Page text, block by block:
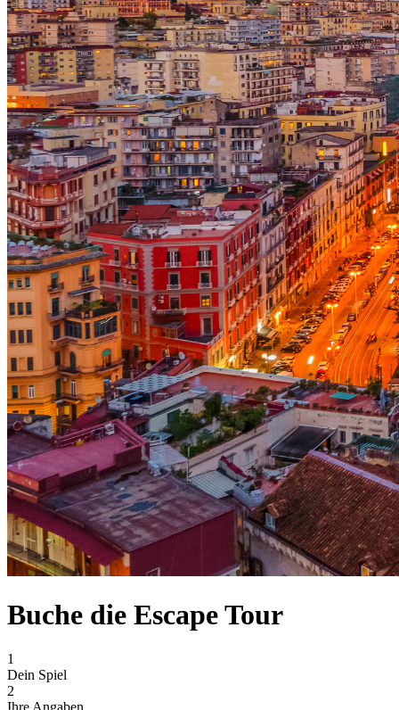
Buche die Escape Tour
1
Dein Spiel
2
Ihre Angaben